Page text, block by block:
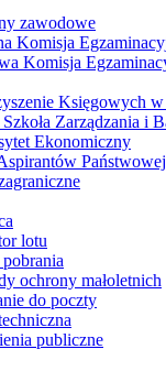
zawodowe
Komisja
Komisja
Księgowych w
Zarządzania i
Ekonomiczny
lotu
ochrony małoletnich
do poczty
publiczne